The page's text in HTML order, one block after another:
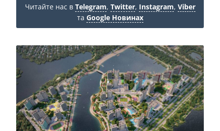
Читайте нас в Telegram, Twitter, Instagram, Viber
та Google Новинах